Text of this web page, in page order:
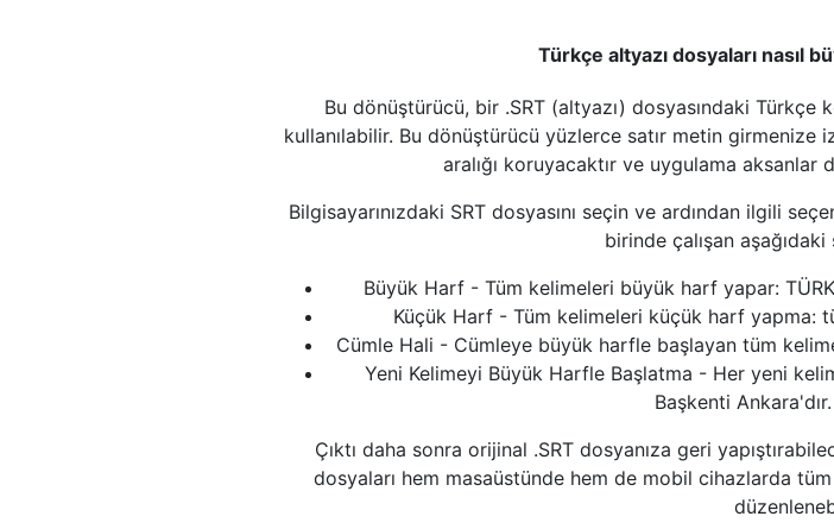
Türkçe altyazı dosyaları nasıl
Bu dönüştürücü, bir .SRT (altyazı) dosyasındaki
kullanılabilir. Bu dönüştürücü yüzlerce satır metin
aralığı koruyacaktır ve uygulama aksanlar
Bilgisayarınızdaki SRT dosyasını seçin ve ardından ilgili
birinde çalışan
Büyük Harf - Tüm kelimeleri büyük harf yapar:
Küçük Harf - Tüm kelimeleri küçük harf yapma:
Cümle Hali - Cümleye büyük harfle başlayan tüm
Yeni Kelimeyi Büyük Harfle Başlatma - Her yeni
Başkenti
Çıktı daha sonra orijinal .SRT dosyanıza geri
dosyaları hem masaüstünde hem de mobil cihazlarda